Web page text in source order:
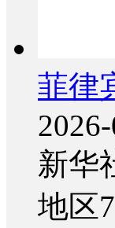
菲律
新华
地区